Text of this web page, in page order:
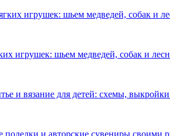
игрушек: шьем медведей, собак и
игрушек: шьем медведей, собак и
и вязание для детей: схемы,